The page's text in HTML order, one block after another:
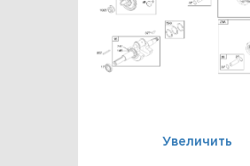
Увеличить